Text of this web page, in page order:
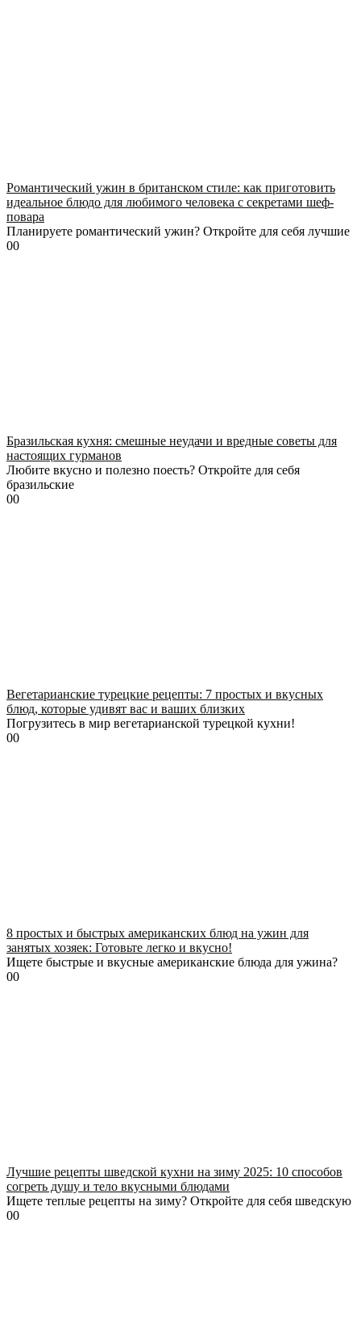
Романтический ужин в британском стиле: как приготовить
идеальное блюдо для любимого человека с секретами шеф-
повара
Планируете романтический ужин? Откройте для себя лучшие
00
Бразильская кухня: смешные неудачи и вредные советы для
настоящих гурманов
Любите вкусно и полезно поесть? Откройте для себя
бразильские
00
Вегетарианские турецкие рецепты: 7 простых и вкусных
блюд, которые удивят вас и ваших близких
Погрузитесь в мир вегетарианской турецкой кухни!
00
8 простых и быстрых американских блюд на ужин для
занятых хозяек: Готовьте легко и вкусно!
Ищете быстрые и вкусные американские блюда для ужина?
00
Лучшие рецепты шведской кухни на зиму 2025: 10 способов
согреть душу и тело вкусными блюдами
Ищете теплые рецепты на зиму? Откройте для себя шведскую
00